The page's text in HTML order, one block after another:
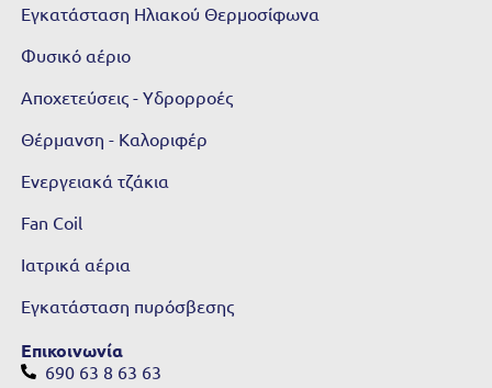
Εγκατάσταση Ηλιακού Θερμοσίφωνα
Φυσικό αέριο
Αποχετεύσεις - Υδρορροές
Θέρμανση - Καλοριφέρ
Ενεργειακά τζάκια
Fan Coil
Ιατρικά αέρια
Εγκατάσταση πυρόσβεσης
Επικοινωνία
690 63 8 63 63